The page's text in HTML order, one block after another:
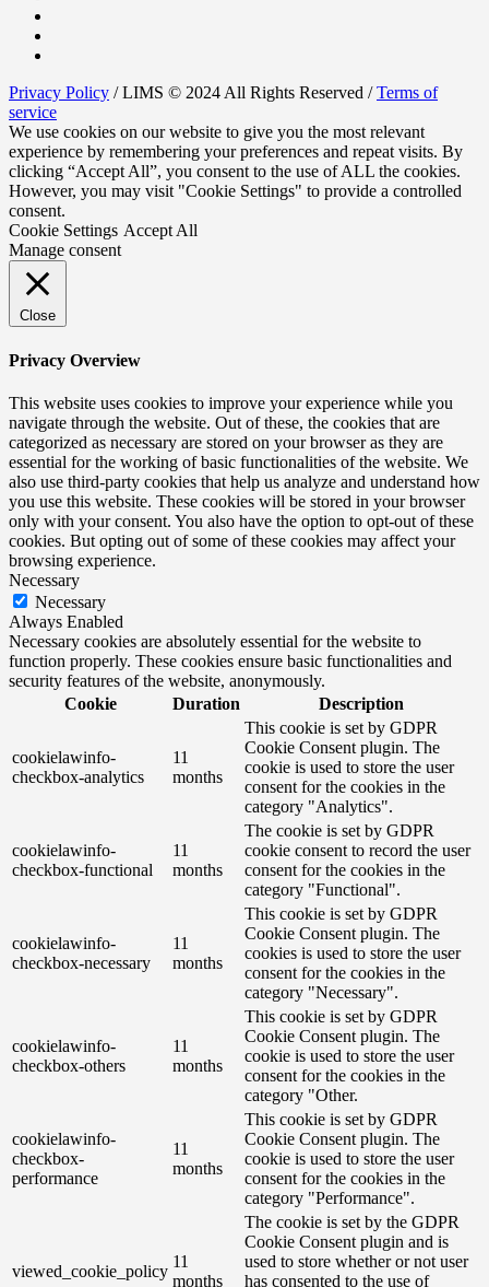
Privacy Policy / LIMS © 2024 All Rights Reserved /Terms of
service
We use cookies on our website to give you the most relevant
experience by remembering your preferences and repeat visits. By
clicking “Accept All”, you consent to the use of ALL the cookies.
However, you may visit "Cookie Settings" to provide a controlled
consent.
Cookie Settings Accept All
Manage consent
Close
Privacy Overview
This website uses cookies to improve your experience while you
navigate through the website. Out of these, the cookies that are
categorized as necessary are stored on your browser as they are
essential for the working of basic functionalities of the website. We
also use third-party cookies that help us analyze and understand how
you use this website. These cookies will be stored in your browser
only with your consent. You also have the option to opt-out of these
cookies. But opting out of some of these cookies may affect your
browsing experience.
Necessary
Necessary
Always Enabled
Necessary cookies are absolutely essential for the website to
function properly. These cookies ensure basic functionalities and
security features of the website, anonymously.
Cookie
Duration Description
cookielawinfo-
checkbox-analytics
11
months
This cookie is set by GDPR
Cookie Consent plugin. The
cookie is used to store the user
consent for the cookies in the
category "Analytics".
cookielawinfo-
checkbox-functional
11
months
The cookie is set by GDPR
cookie consent to record the user
consent for the cookies in the
category "Functional".
cookielawinfo-
checkbox-necessary
11
months
This cookie is set by GDPR
Cookie Consent plugin. The
cookies is used to store the user
consent for the cookies in the
category "Necessary".
cookielawinfo-
checkbox-others
11
months
This cookie is set by GDPR
Cookie Consent plugin. The
cookie is used to store the user
consent for the cookies in the
category "Other.
cookielawinfo-
checkbox-
performance
11
months
This cookie is set by GDPR
Cookie Consent plugin. The
cookie is used to store the user
consent for the cookies in the
category "Performance".
viewed_cookie_policy
11
months
The cookie is set by the GDPR
Cookie Consent plugin and is
used to store whether or not user
has consented to the use of